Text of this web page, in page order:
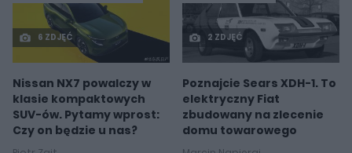
6 ZDJĘĆ
Nissan NX7 powalczy w
klasie kompaktowych
SUV-ów. Pytamy wprost:
Czy on będzie u nas?
2 ZDJĘĆ
Poznajcie Sears XDH-1. To
elektryczny Fiat
zbudowany na zlecenie
domu towarowego